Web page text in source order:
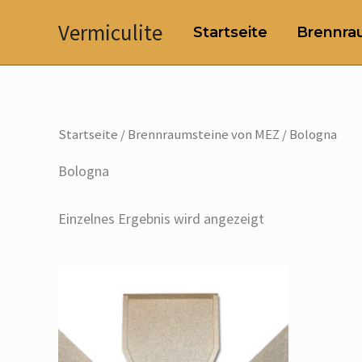
Vermiculite Startseite
Startseite /Brennraumsteine von MEZ / Bologna
Bologna
Einzelnes Ergebnis wird angezeigt